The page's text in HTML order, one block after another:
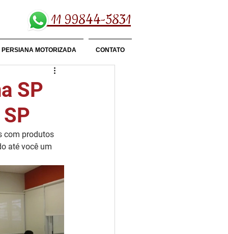
11 99844-5831
PERSIANA MOTORIZADA CONTATO
SP
com produtos
até você um